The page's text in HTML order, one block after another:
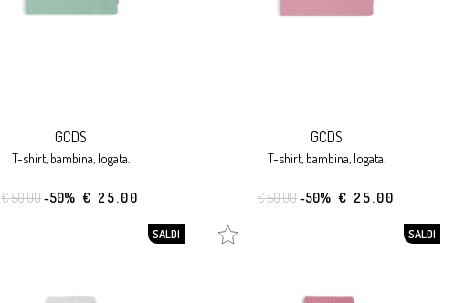
GCDS
t-shirt, bambina, logata.
€ 50.00-50% € 25.00
GCDS
t-shirt, bambina, logata.
€ 50.00-50% € 25.00
SALDI SALDI